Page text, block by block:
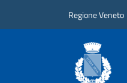
Regione Veneto